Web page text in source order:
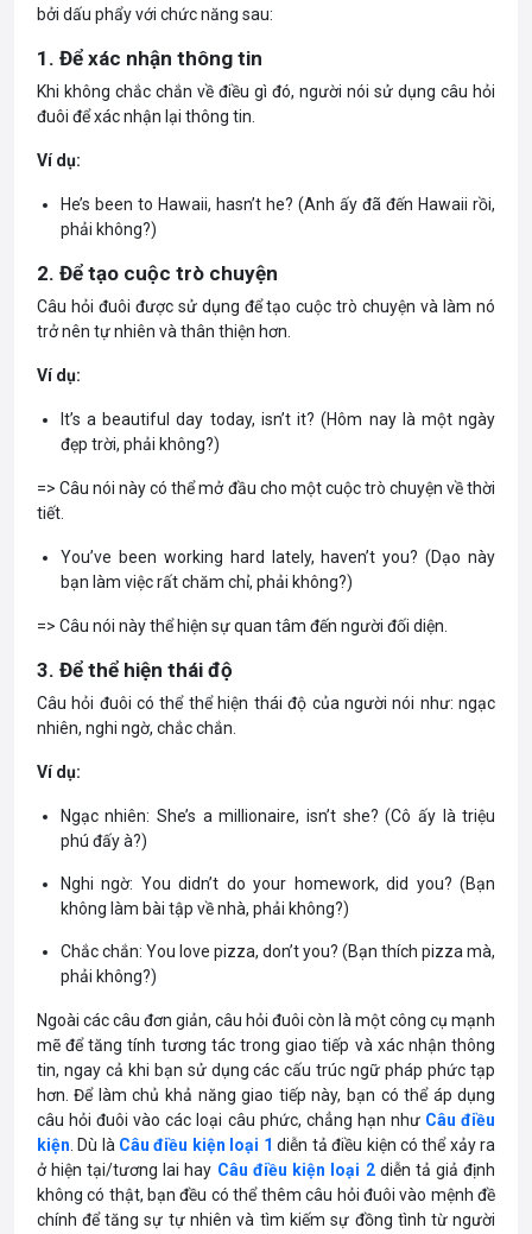
bởi dấu phẩy với chức năng sau:
1. Để xác nhận thông tin
Khi không chắc chắn về điều gì đó, người nói sử dụng câu hỏi
đuôi để xác nhận lại thông tin.
Ví dụ:
He’s been to Hawaii, hasn’t he? (Anh ấy đã đến Hawaii rồi,
phải không?)
2. Để tạo cuộc trò chuyện
Câu hỏi đuôi được sử dụng để tạo cuộc trò chuyện và làm nó
trở nên tự nhiên và thân thiện hơn.
Ví dụ:
It’s a beautiful day today, isn’t it? (Hôm nay là một ngày
đẹp trời, phải không?)
=> Câu nói này có thể mở đầu cho một cuộc trò chuyện về thời
tiết.
You’ve been working hard lately, haven’t you? (Dạo này
bạn làm việc rất chăm chỉ, phải không?)
=> Câu nói này thể hiện sự quan tâm đến người đối diện.
3. Để thể hiện thái độ
Câu hỏi đuôi có thể thể hiện thái độ của người nói như: ngạc
nhiên, nghi ngờ, chắc chắn.
Ví dụ:
Ngạc nhiên: She’s a millionaire, isn’t she? (Cô ấy là triệu
phú đấy à?)
Nghi ngờ: You didn’t do your homework, did you? (Bạn
không làm bài tập về nhà, phải không?)
Chắc chắn: You love pizza, don’t you? (Bạn thích pizza mà,
phải không?)
Ngoài các câu đơn giản, câu hỏi đuôi còn là một công cụ mạnh
mẽ để tăng tính tương tác trong giao tiếp và xác nhận thông
tin, ngay cả khi bạn sử dụng các cấu trúc ngữ pháp phức tạp
hơn. Để làm chủ khả năng giao tiếp này, bạn có thể áp dụng
câu hỏi đuôi vào các loại câu phức, chẳng hạn như Câu điều
kiện . Dù là Câu điều kiện loại 1 diễn tả điều kiện có thể xảy ra
ở hiện tại/tương lai hay Câu điều kiện loại 2 diễn tả giả định
không có thật, bạn đều có thể thêm câu hỏi đuôi vào mệnh đề
chính để tăng sự tự nhiên và tìm kiếm sự đồng tình từ người